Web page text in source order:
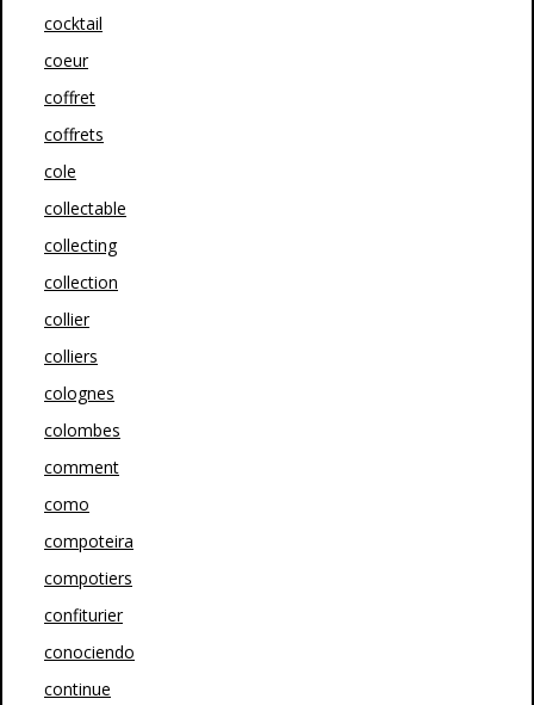
cocktail
coeur
coffret
coffrets
cole
collectable
collecting
collection
collier
colliers
colognes
colombes
comment
como
compoteira
compotiers
confiturier
conociendo
continue